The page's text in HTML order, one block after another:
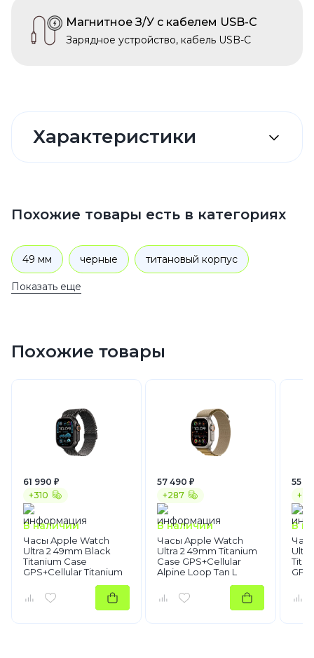
Магнитное З/У с кабелем USB-C
Зарядное устройство, кабель USB-C
Характеристики
Похожие товары есть в категориях
49 мм черные титановый корпус
Apple Watch Ultra 2
Показать еще
Похожие товары
+310
61 990 ₽
В наличии
Часы Apple Watch
Ultra 2 49mm Black
Titanium Case
GPS+Cellular Titanium
Milanese Loop Black L
+287
57 490 ₽
В наличии
Часы Apple Watch
Ultra 2 49mm Titanium
Case GPS+Cellular
Alpine Loop Tan L
55
В